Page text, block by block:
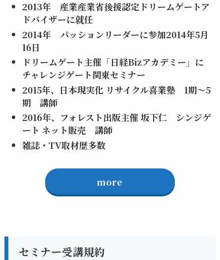
2013年 産業産業省後援認定ドリームゲートア
ドバイザーに就任
2014年 パッションリーダーに参加2014年5月
16日
ドリームゲート主催「日経Bizアカデミー」に
チャレンジゲート関東セミナー
2015年、日本現実化 リサイクル喜業塾 1期～5
期 講師
2016年、フォレスト出版主催 坂下仁 シンジゲ
ート ネット販売 講師
雑誌・TV取材歴多数
more
セミナー受講規約